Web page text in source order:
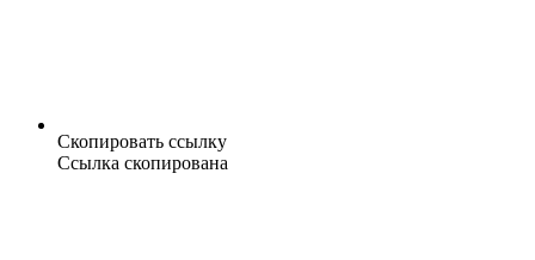
Скопировать ссылку
Ссылка скопирована